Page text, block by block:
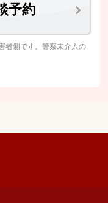
予約
者側です。警察未介入の